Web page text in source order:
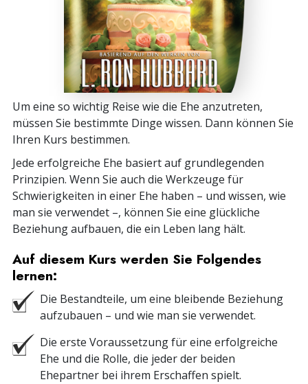
Um eine so wichtig Reise wie die Ehe anzutreten,
müssen Sie bestimmte Dinge wissen. Dann können Sie
Ihren Kurs bestimmen.
Jede erfolgreiche Ehe basiert auf grundlegenden
Prinzipien. Wenn Sie auch die Werkzeuge für
Schwierigkeiten in einer Ehe haben – und wissen, wie
man sie verwendet –, können Sie eine glückliche
Beziehung aufbauen, die ein Leben lang hält.
Auf diesem Kurs werden Sie Folgendes
lernen:
Die Bestandteile, um eine bleibende Beziehung
aufzubauen – und wie man sie verwendet.
Die erste Voraussetzung für eine erfolgreiche
Ehe und die Rolle, die jeder der beiden
Ehepartner bei ihrem Erschaffen spielt.